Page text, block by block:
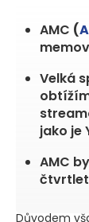
AMC (
Velká
jako je
AMC
Důvodem